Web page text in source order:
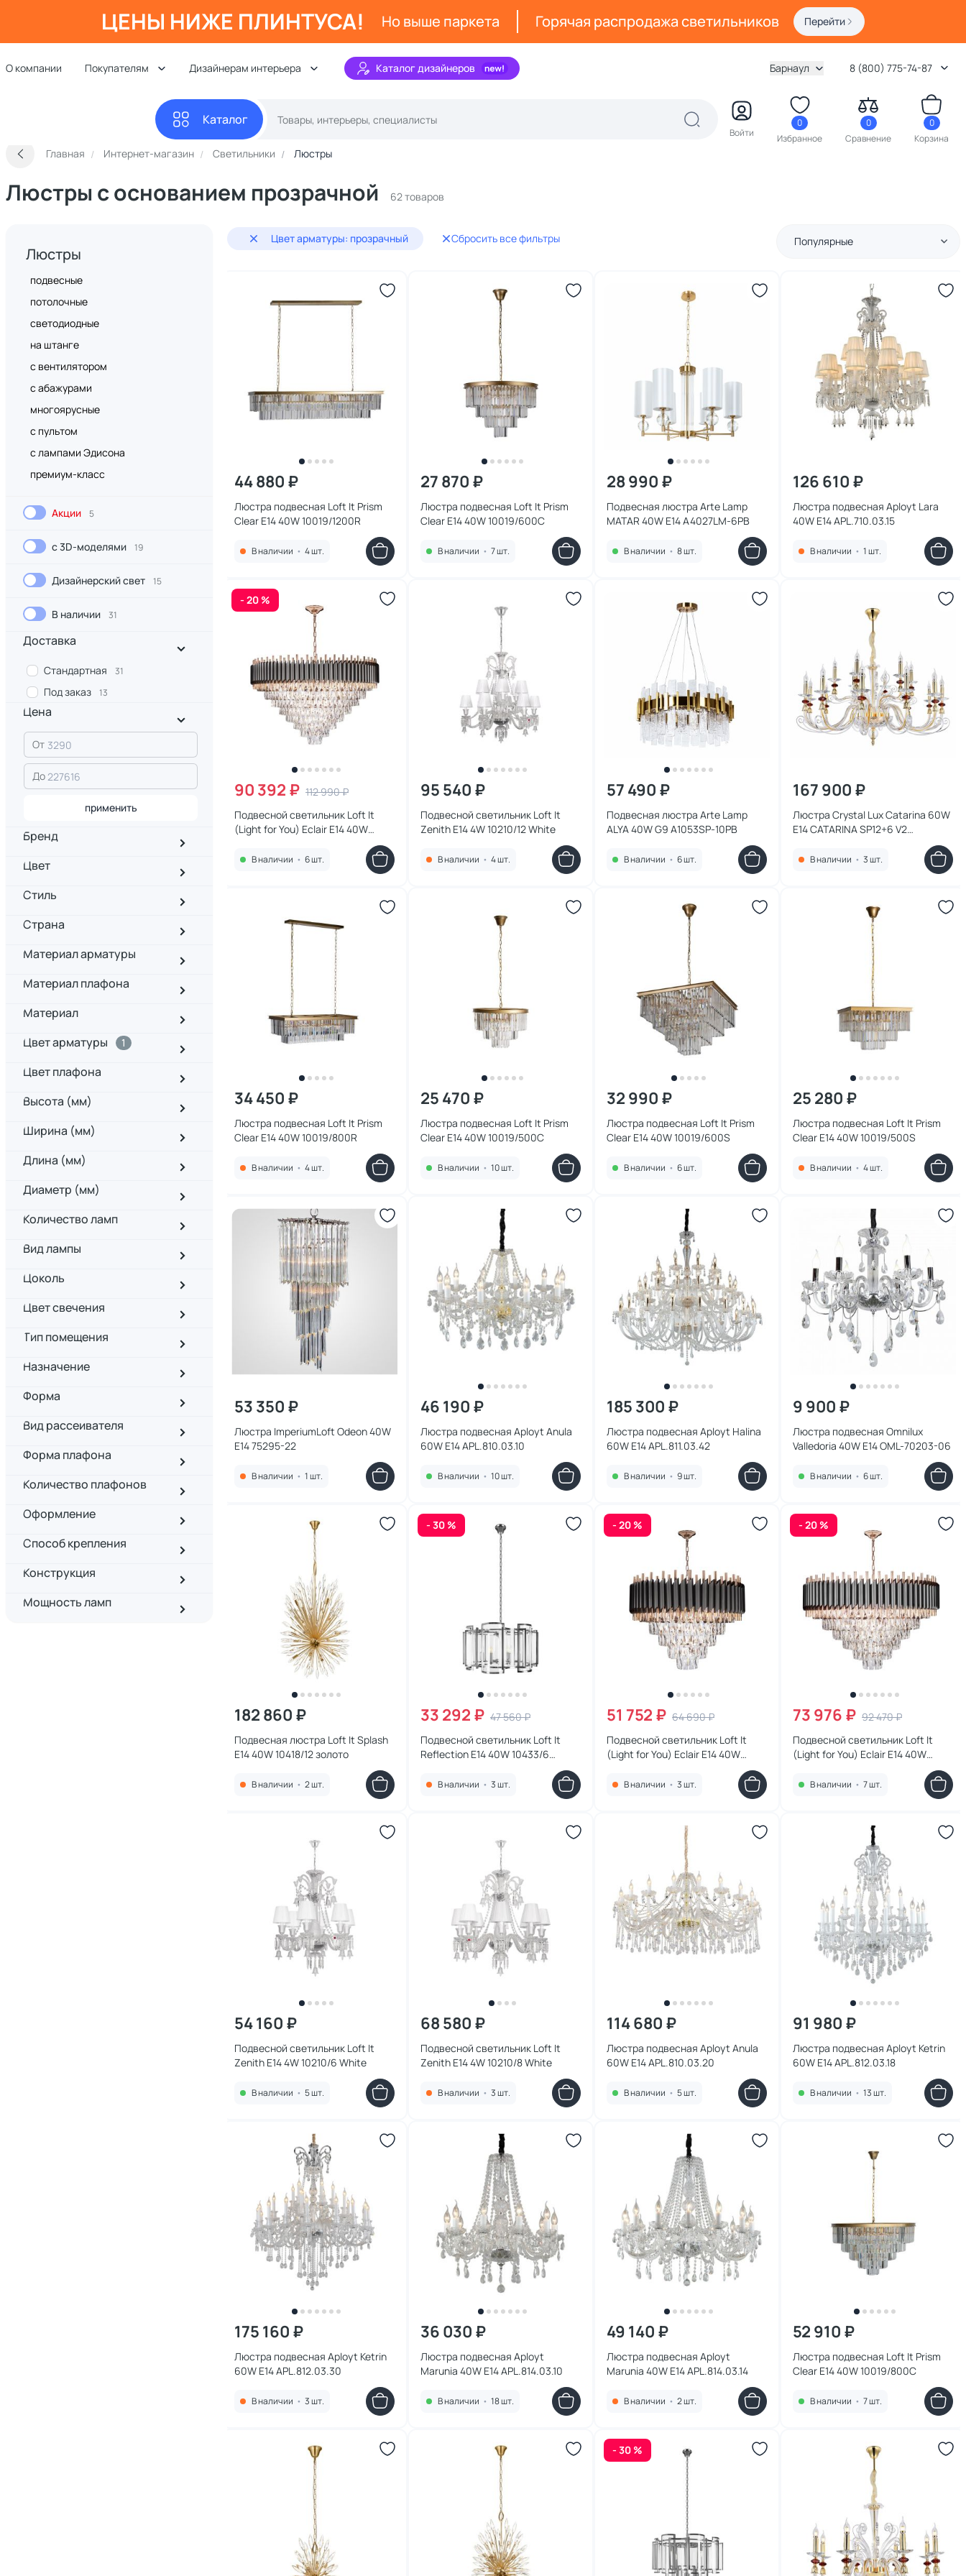
ЦЕНЫ НИЖЕ ПЛИНТУСА! Но выше паркета Горячая распродажа светильников Перейти
О компании Покупателям Дизайнерам интерьера Каталог дизайнеров Барнаул 8 (800) 775-74-87
Каталог
Войти
0
Избранное
0
Сравнение
0
Корзина
Главная Интернет-магазин Светильники Люстры
Люстры с основанием прозрачной 62 товаров
Люстры
подвесные
потолочные
светодиодные
на штанге
с вентилятором
с абажурами
многоярусные
с пультом
с лампами Эдисона
премиум-класс
Акции 5
с 3D-моделями 19
Дизайнерский свет 15
В наличии 31
Доставка
Стандартная 31
Под заказ 13
Цена
От
До
применить
Бренд
Цвет
Стиль
Страна
Материал арматуры
Материал плафона
Материал
Цвет арматуры
1
Цвет плафона
Высота (мм)
Ширина (мм)
Длина (мм)
Диаметр (мм)
Количество ламп
Вид лампы
Цоколь
Цвет свечения
Тип помещения
Назначение
Форма
Вид рассеивателя
Форма плафона
Количество плафонов
Оформление
Способ крепления
Конструкция
Мощность ламп
Цвет арматуры: прозрачный Сбросить все фильтры Популярные
44 880 ₽
Люстра подвесная Loft It Prism
Clear E14 40W 10019/1200R
В наличии • 4 шт.
27 870 ₽
Люстра подвесная Loft It Prism
Clear E14 40W 10019/600C
В наличии • 7 шт.
28 990 ₽
Подвесная люстра Arte Lamp
MATAR 40W E14 A4027LM-6PB
В наличии • 8 шт.
126 610 ₽
Люстра подвесная Aployt Lara
40W E14 APL.710.03.15
В наличии • 1 шт.
- 20 %
90 392 ₽ 112 990 ₽
Подвесной светильник Loft It
(Light for You) Eclair E14 40W
В наличии • 6 шт.
95 540 ₽
Подвесной светильник Loft It
Zenith E14 4W 10210/12 White
В наличии • 4 шт.
57 490 ₽
Подвесная люстра Arte Lamp
ALYA 40W G9 A1053SP-10PB
В наличии • 6 шт.
167 900 ₽
Люстра Crystal Lux Catarina 60W
E14 CATARINA SP12+6 V2
GOLD/TRANSPARENT-COGNAC
В наличии • 3 шт.
34 450 ₽
Люстра подвесная Loft It Prism
Clear E14 40W 10019/800R
В наличии • 4 шт.
25 470 ₽
Люстра подвесная Loft It Prism
Clear E14 40W 10019/500C
В наличии • 10 шт.
32 990 ₽
Люстра подвесная Loft It Prism
Clear E14 40W 10019/600S
В наличии • 6 шт.
25 280 ₽
Люстра подвесная Loft It Prism
Clear E14 40W 10019/500S
В наличии • 4 шт.
53 350 ₽
Люстра ImperiumLoft Odeon 40W
E14 75295-22
В наличии • 1 шт.
46 190 ₽
Люстра подвесная Aployt Anula
60W E14 APL.810.03.10
В наличии • 10 шт.
185 300 ₽
Люстра подвесная Aployt Halina
60W E14 APL.811.03.42
В наличии • 9 шт.
9 900 ₽
Люстра подвесная Omnilux
Valledoria 40W E14 OML-70203-06
В наличии • 6 шт.
182 860 ₽
Подвесная люстра Loft It Splash
E14 40W 10418/12 золото
В наличии • 2 шт.
- 30 %
33 292 ₽ 47 560 ₽
Подвесной светильник Loft It
Reflection E14 40W 10433/6
В наличии • 3 шт.
- 20 %
51 752 ₽ 64 690 ₽
Подвесной светильник Loft It
(Light for You) Eclair E14 40W
В наличии • 3 шт.
- 20 %
73 976 ₽ 92 470 ₽
Подвесной светильник Loft It
(Light for You) Eclair E14 40W
В наличии • 7 шт.
54 160 ₽
Подвесной светильник Loft It
Zenith E14 4W 10210/6 White
В наличии • 5 шт.
68 580 ₽
Подвесной светильник Loft It
Zenith E14 4W 10210/8 White
В наличии • 3 шт.
114 680 ₽
Люстра подвесная Aployt Anula
60W E14 APL.810.03.20
В наличии • 5 шт.
91 980 ₽
Люстра подвесная Aployt Ketrin
60W E14 APL.812.03.18
В наличии • 13 шт.
175 160 ₽
Люстра подвесная Aployt Ketrin
60W E14 APL.812.03.30
В наличии • 3 шт.
36 030 ₽
Люстра подвесная Aployt
Marunia 40W E14 APL.814.03.10
В наличии • 18 шт.
49 140 ₽
Люстра подвесная Aployt
Marunia 40W E14 APL.814.03.14
В наличии • 2 шт.
52 910 ₽
Люстра подвесная Loft It Prism
Clear E14 40W 10019/800C
В наличии • 7 шт.
- 30 %